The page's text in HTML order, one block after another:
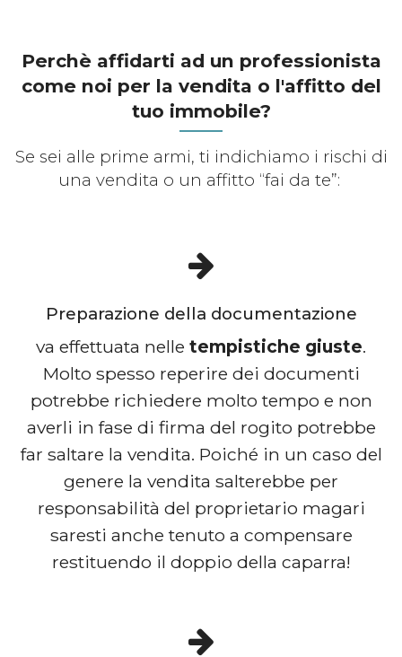
Perchè affidarti ad un professionista
come noi per la vendita o l'affitto del
tuo immobile?
Se sei alle prime armi, ti indichiamo i rischi di
una vendita o un affitto “fai da te”:
Preparazione della documentazione
va effettuata nelle tempistiche giuste.
Molto spesso reperire dei documenti
potrebbe richiedere molto tempo e non
averli in fase di firma del rogito potrebbe
far saltare la vendita. Poiché in un caso del
genere la vendita salterebbe per
responsabilità del proprietario magari
saresti anche tenuto a compensare
restituendo il doppio della caparra!